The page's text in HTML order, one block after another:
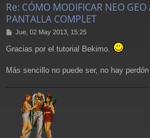
Re: CÓMO MODIFICAR NEO
PANTALLA COMPLET
M
n
a
Jue, 02 May 2013, 15:25
Gracias por el tutorial Bekimo.
Más sencillo no puede ser, no hay